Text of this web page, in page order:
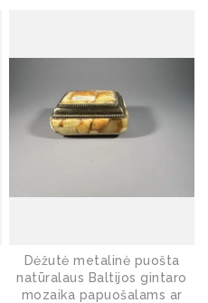
Dėžutė metalinė puošta
natūralaus Baltijos gintaro
mozaika papuošalams ar